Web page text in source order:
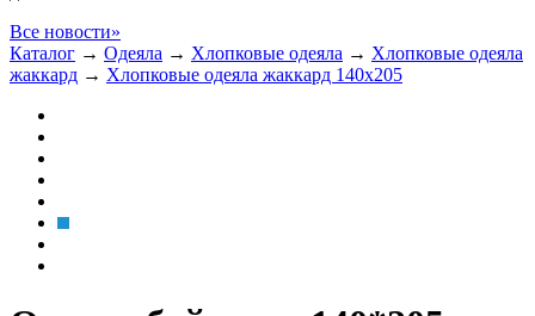
Все новости»
Каталог → Одеяла → Хлопковые одеяла → Хлопковые одеяла
жаккард → Хлопковые одеяла жаккард 140x205